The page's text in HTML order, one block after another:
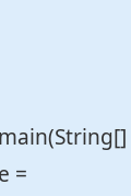
=